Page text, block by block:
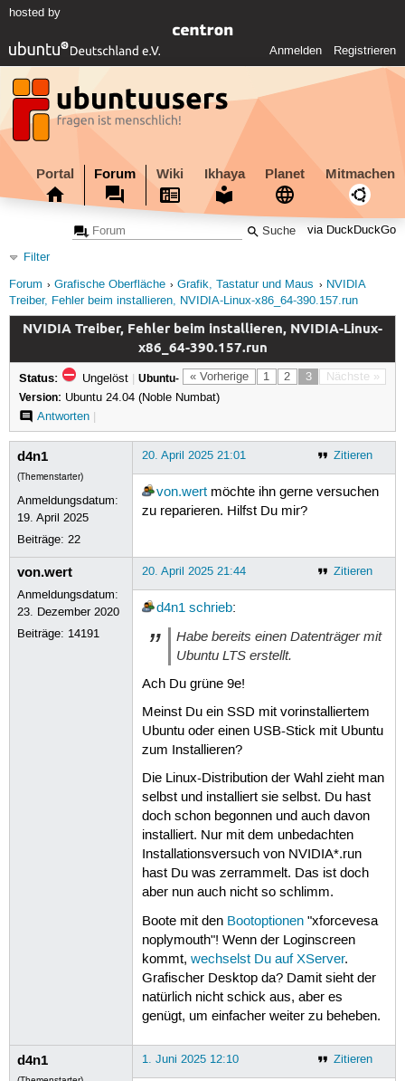
hosted by
Anmelden Registrieren
Portal Forum Wiki Ikhaya Planet Mitmachen
via DuckDuckGo
Filter
Forum
Grafische Oberfläche Grafik, Tastatur und Maus
NVIDIA
Treiber, Fehler beim installieren, NVIDIA-Linux-x86_64-390.157.run
NVIDIA Treiber, Fehler beim installieren, NVIDIA-Linux-
x86_64-390.157.run
« Vorherige 1 2 3 Nächste »
Status: Ungelöst | Ubuntu-
Version: Ubuntu 24.04 (Noble Numbat)
Antworten|
d4n1
(Themenstarter)
Anmeldungsdatum:
19. April 2025
Beiträge:22
Zitieren
20. April 2025 21:01
von.wertmöchte ihn gerne versuchen
zu reparieren. Hilfst Du mir?
von.wert
Anmeldungsdatum:
23. Dezember 2020
Beiträge: 14191
Zitieren
20. April 2025 21:44
d4n1 schrieb:
Habe bereits einen Datenträger mit
Ubuntu LTS erstellt.
Ach Du grüne 9e!
Meinst Du ein SSD mit vorinstalliertem
Ubuntu oder einen USB-Stick mit Ubuntu
zum Installieren?
Die Linux-Distribution der Wahl zieht man
selbst und installiert sie selbst. Du hast
doch schon begonnen und auch davon
installiert. Nur mit dem unbedachten
Installationsversuch von NVIDIA*.run
hast Du was zerrammelt. Das ist doch
aber nun auch nicht so schlimm.
Boote mit den Bootoptionen"xforcevesa
noplymouth"! Wenn der Loginscreen
kommt, wechselst Du auf XServer.
Grafischer Desktop da? Damit sieht der
natürlich nicht schick aus, aber es
genügt, um einfacher weiter zu beheben.
d4n1 Zitieren
1. Juni 2025 12:10